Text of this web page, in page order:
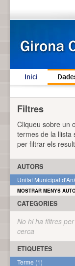
Inici
Filtres
Cliqueu sobre un
termes de la llista
per filtrar els
AUTORS
Unitat Municipal
MOSTRAR MENYS
CATEGORIES
No hi ha filtres
cerca
ETIQUETES
Terme (1)